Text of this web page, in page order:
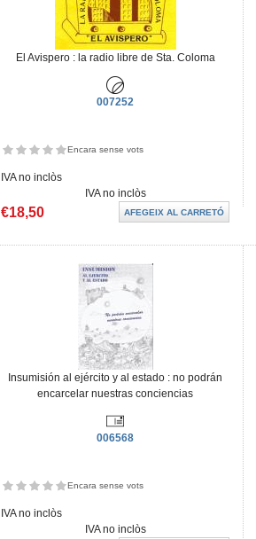
El Avispero : la radio libre de Sta. Coloma
007252
Encara sense vots
IVA no inclòs
IVA no inclòs
€18,50
Insumisión al ejército y al estado : no podrán
encarcelar nuestras conciencias
006568
Encara sense vots
IVA no inclòs
IVA no inclòs